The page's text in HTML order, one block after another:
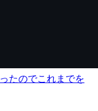
たのでこれまでを